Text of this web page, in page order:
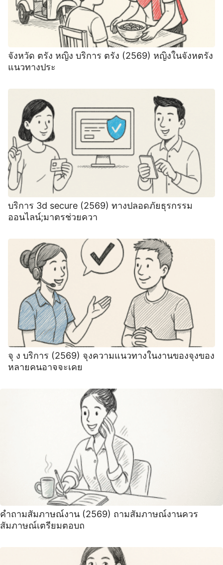
จังหวัด ตรัง หญิง บริการ ตรัง (2569) หญิงในจังหตรัง
แนวทางประ
บริการ 3d secure (2569) ทางปลอดภัยธุรกรรม
ออนไลน์;มาตรช่วยควา
จุ ง บริการ (2569) จุงความแนวทางในงานของจุงของ
หลายคนอาจจะเคย
คําถามสัมภาษณ์งาน (2569) ถามสัมภาษณ์งานควร
สัมภาษณ์เตรียมตอบถ